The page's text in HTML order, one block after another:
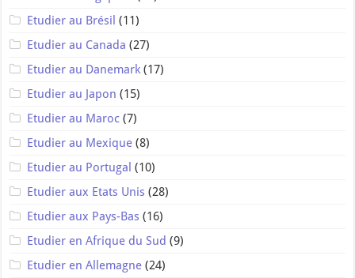
Etudier au Brésil (11)
Etudier au Canada (27)
Etudier au Danemark (17)
Etudier au Japon (15)
Etudier au Maroc (7)
Etudier au Mexique (8)
Etudier au Portugal (10)
Etudier aux Etats Unis (28)
Etudier aux Pays-Bas (16)
Etudier en Afrique du Sud (9)
Etudier en Allemagne (24)